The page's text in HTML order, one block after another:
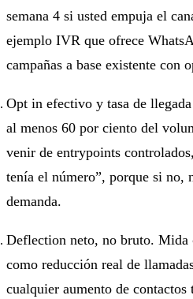
semana 4 si usted empuja el
ejemplo IVR que ofrece
campañas a base existente con
Opt in efectivo y tasa de
al menos 60 por ciento del
venir de entrypoints
tenía el número”, porque si no,
demanda.
Deflection neto, no bruto. Mida
como reducción real de
cualquier aumento de contactos